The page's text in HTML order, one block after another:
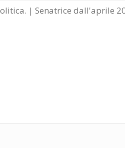
| Senatrice dall'aprile